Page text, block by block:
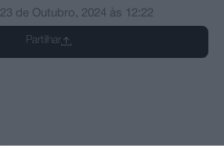
23 de Outubro, 2024 às 12:22
Partilhar